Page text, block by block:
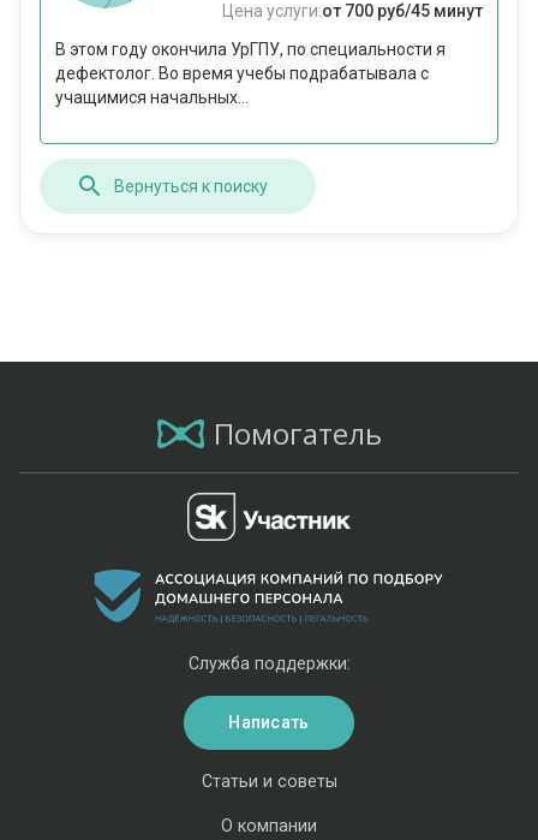
Цена услуги:от 700 руб/45 минут
В этом году окончила УрГПУ, по специальности я
дефектолог. Во время учебы подрабатывала с
учащимися начальных...
Вернуться к поиску
Помогатель
Статьи и советы
О компании
Служба поддержки:
Написать